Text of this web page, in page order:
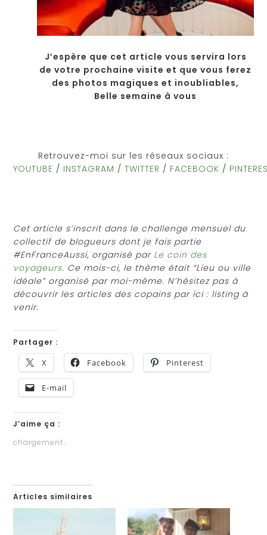
J’espère que cet article vous servira lors
de votre prochaine visite et que vous ferez
des photos magiques et inoubliables,
Belle semaine à vous
Retrouvez-moi sur les réseaux sociaux :
YOUTUBE / INSTAGRAM /TWITTER / FACEBOOK /
Cet article s’inscrit dans le challenge mensuel du
collectif de blogueurs dont je fais partie
#EnFranceAussi, organisé par Le coin des
voyageurs. Ce mois-ci, le thème était “Lieu ou ville
idéale” organisé par moi-même. N’hésitez pas à
découvrir les articles des copains par ici : listing à
venir.
Partager :
X Facebook Pinterest
E-mail
J’aime ça :
chargement…
Articles similaires